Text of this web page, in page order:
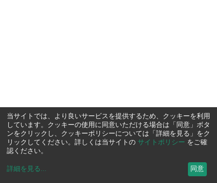
当サイトでは、より良いサービスを提供するため、クッキーを利用
しています。クッキーの使用に同意いただける場合は「同意」ボタ
ンをクリックし、クッキーポリシーについては「詳細を見る」をク
リックしてください。詳しくは当サイトの サイトポリシー をご確
認ください。
詳細を見る ... 同意